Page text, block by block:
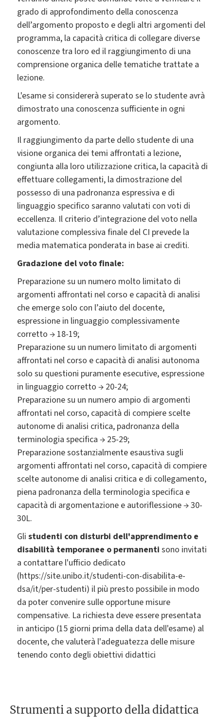
grado di approfondimento della conoscenza
dell’argomento proposto e degli altri argomenti del
programma, la capacità critica di collegare diverse
conoscenze tra loro ed il raggiungimento di una
comprensione organica delle tematiche trattate a
lezione.
L'esame si considererà superato se lo studente avrà
dimostrato una conoscenza sufficiente in ogni
argomento.
Il raggiungimento da parte dello studente di una
visione organica dei temi affrontati a lezione,
congiunta alla loro utilizzazione critica, la capacità di
effettuare collegamenti, la dimostrazione del
possesso di una padronanza espressiva e di
linguaggio specifico saranno valutati con voti di
eccellenza. Il criterio d’integrazione del voto nella
valutazione complessiva finale del CI prevede la
media matematica ponderata in base ai crediti.
Gradazione del voto finale:
Preparazione su un numero molto limitato di
argomenti affrontati nel corso e capacità di analisi
che emerge solo con l’aiuto del docente,
espressione in linguaggio complessivamente
corretto → 18-19;
Preparazione su un numero limitato di argomenti
affrontati nel corso e capacità di analisi autonoma
solo su questioni puramente esecutive, espressione
in linguaggio corretto → 20-24;
Preparazione su un numero ampio di argomenti
affrontati nel corso, capacità di compiere scelte
autonome di analisi critica, padronanza della
terminologia specifica → 25-29;
Preparazione sostanzialmente esaustiva sugli
argomenti affrontati nel corso, capacità di compiere
scelte autonome di analisi critica e di collegamento,
piena padronanza della terminologia specifica e
capacità di argomentazione e autoriflessione → 30-
30L.
Gli studenti con disturbi dell'apprendimento e
disabilità temporanee o permanenti sono invitati
a contattare l'ufficio dedicato
(https://site.unibo.it/studenti-con-disabilita-e-
dsa/it/per-studenti) il più presto possibile in modo
da poter convenire sulle opportune misure
compensative. La richiesta deve essere presentata
in anticipo (15 giorni prima della data dell'esame) al
docente, che valuterà l'adeguatezza delle misure
tenendo conto degli obiettivi didattici
Strumenti a supporto della didattica